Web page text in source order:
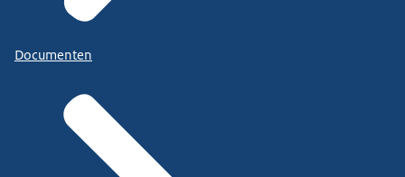
Documenten